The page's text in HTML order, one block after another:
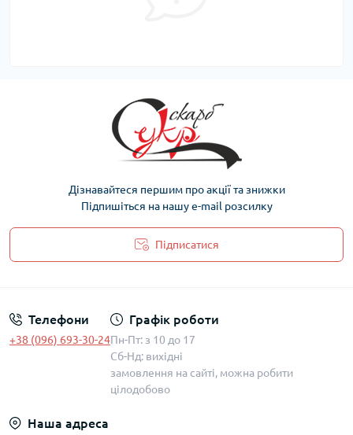
Дізнавайтеся першим про акції та знижки
Підпишіться на нашу e-mail розсилку
Підписатися
Телефони
+38 (096) 693-30-24
Графік роботи
Пн-Пт: з 10 до 17
Сб-Нд: вихідні
замовлення на сайті, можна робити
цілодобово
Наша адреса